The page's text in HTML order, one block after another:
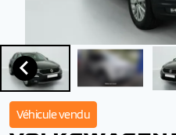
Véhicule vendu